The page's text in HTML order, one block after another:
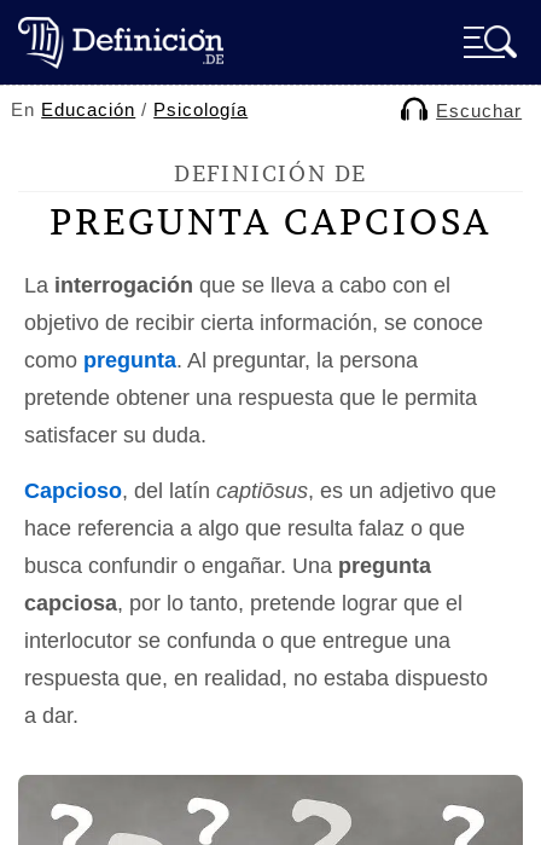
En Educación / Psicología Escuchar
DEFINICIÓN DE
PREGUNTA CAPCIOSA
La interrogación que se lleva a cabo con el
objetivo de recibir cierta información, se conoce
como pregunta. Al preguntar, la persona
pretende obtener una respuesta que le permita
satisfacer su duda.
Capcioso, del latín captiōsus, es un adjetivo que
hace referencia a algo que resulta falaz o que
busca confundir o engañar. Una pregunta
capciosa, por lo tanto, pretende lograr que el
interlocutor se confunda o que entregue una
respuesta que, en realidad, no estaba dispuesto
a dar.